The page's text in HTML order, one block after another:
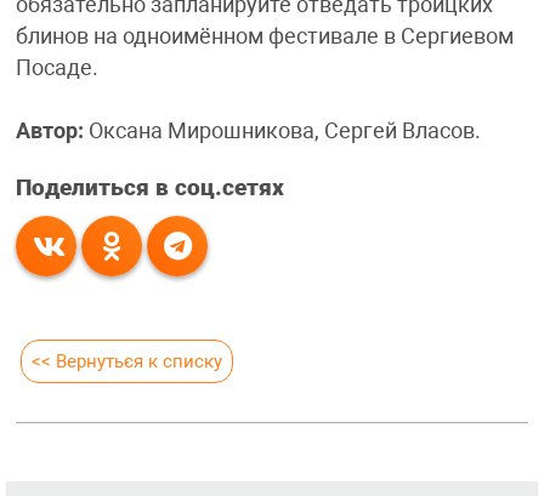
обязательно запланируйте отведать троицких
блинов на одноимённом фестивале в Сергиевом
Посаде.
Автор: Оксана Мирошникова, Сергей Власов.
Поделиться в соц.сетях
<< Вернуться к списку